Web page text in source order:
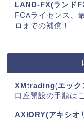
LAND-FX(ランド
FCAライセンス、
ロまでの補償！
XMtrading(エック
口座開設の手順は
AXIORY(アキシオ